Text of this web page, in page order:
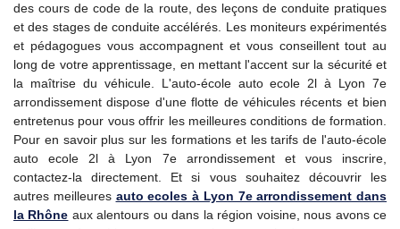
des cours de code de la route, des leçons de conduite pratiques
et des stages de conduite accélérés. Les moniteurs expérimentés
et pédagogues vous accompagnent et vous conseillent tout au
long de votre apprentissage, en mettant l'accent sur la sécurité et
la maîtrise du véhicule. L'auto-école auto ecole 2l à Lyon 7e
arrondissement dispose d'une flotte de véhicules récents et bien
entretenus pour vous offrir les meilleures conditions de formation.
Pour en savoir plus sur les formations et les tarifs de l'auto-école
auto ecole 2l à Lyon 7e arrondissement et vous inscrire,
contactez-la directement. Et si vous souhaitez découvrir les
autres meilleures auto ecoles à Lyon 7e arrondissement dans
la Rhône aux alentours ou dans la région voisine, nous avons ce